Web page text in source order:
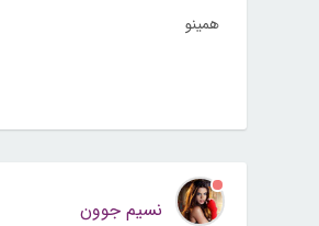
همینو
نسیم جوون